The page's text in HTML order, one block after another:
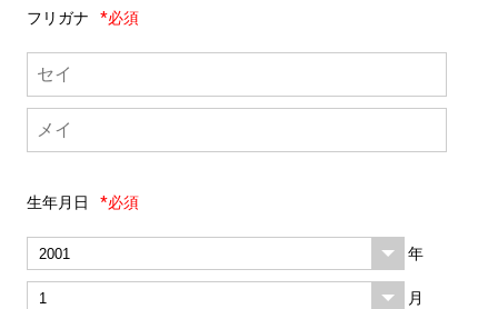
フリガナ *必須
生年月日 *必須
年
月